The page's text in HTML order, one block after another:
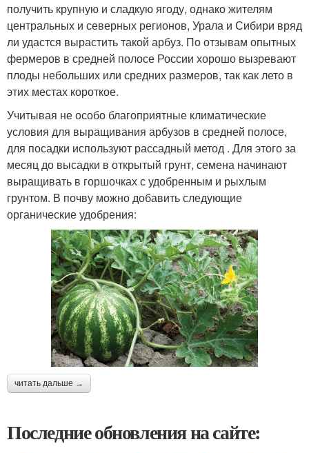
получить крупную и сладкую ягоду, однако жителям
центральных и северных регионов, Урала и Сибири вряд
ли удастся вырастить такой арбуз. По отзывам опытных
фермеров в средней полосе России хорошо вызревают
плоды небольших или средних размеров, так как лето в
этих местах короткое.
Учитывая не особо благоприятные климатические
условия для выращивания арбузов в средней полосе,
для посадки используют рассадный метод . Для этого за
месяц до высадки в открытый грунт, семена начинают
выращивать в горшочках с удобренным и рыхлым
грунтом. В почву можно добавить следующие
органические удобрения:
читать дальше →
Последние обновления на сайте: